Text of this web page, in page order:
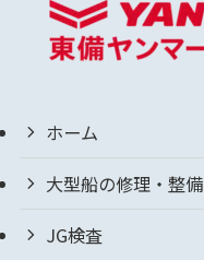
ホーム
大型船の修理・整備
JG検査